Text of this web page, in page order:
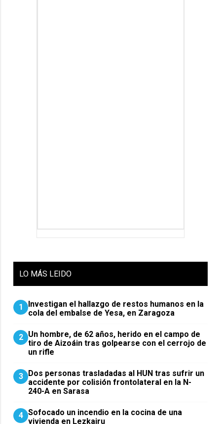
LO MÁS LEIDO
1
Investigan el hallazgo de restos humanos en la
cola del embalse de Yesa, en Zaragoza
2 Un hombre, de 62 años, herido en el campo de
tiro de Aizoáin tras golpearse con el cerrojo de
un rifle
3
​Dos personas trasladadas al HUN tras sufrir un
accidente por colisión frontolateral en la N-
240-A en Sarasa
4 Sofocado un incendio en la cocina de una
vivienda en Lezkairu